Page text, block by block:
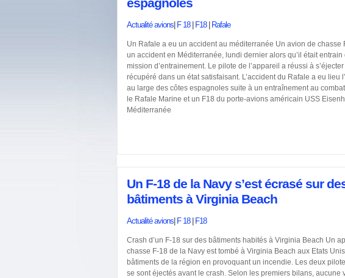
espagnoles
Actualité avions F 18| F18| Rafale
Un Rafale a eu un accident au méditerranée Un avion de chasse
un accident en Méditerranée, lundi dernier alors qu’il était entrain
mission d’entrainement. Le pilote de l’appareil a réussi à s’éjecter
récupéré dans un état satisfaisant. L’accident du Rafale a eu lieu
au large des côtes espagnoles suite à un entraînement au
le Rafale Marine et un F18 du porte-avions américain USS
Méditerranée
Un F-18 de la Navy s’est écrasé sur
bâtiments à Virginia Beach
Actualité avions F 18| F18
Crash d’un F-18 sur des bâtiments habités à Virginia Beach Un
chasse F-18 de la Navy est tombé à Virginia Beach aux Etats
bâtiments de la région en provoquant un incendie. Les deux
se sont éjectés avant le crash. Selon les premiers bilans, aucune